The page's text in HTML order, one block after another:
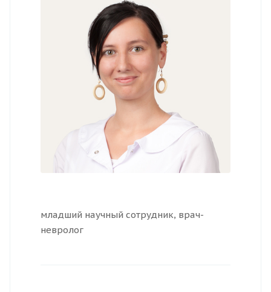
младший научный сотрудник, врач-
невролог